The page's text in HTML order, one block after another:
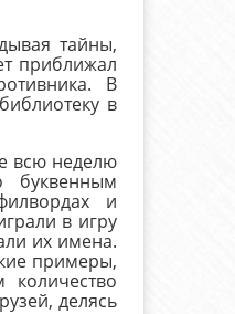
тайны,
приближал
В
в
всю неделю
буквенным
и
в игру
их имена.
примеры,
делясь